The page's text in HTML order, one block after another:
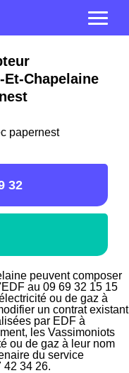
Chapelaine
papernest
32
peuvent composer
au 09 69 32 15 15
ou de gaz à
un contrat existant
par EDF à
les Vassimoniots
ou de gaz à leur nom
du service
42 34 26.